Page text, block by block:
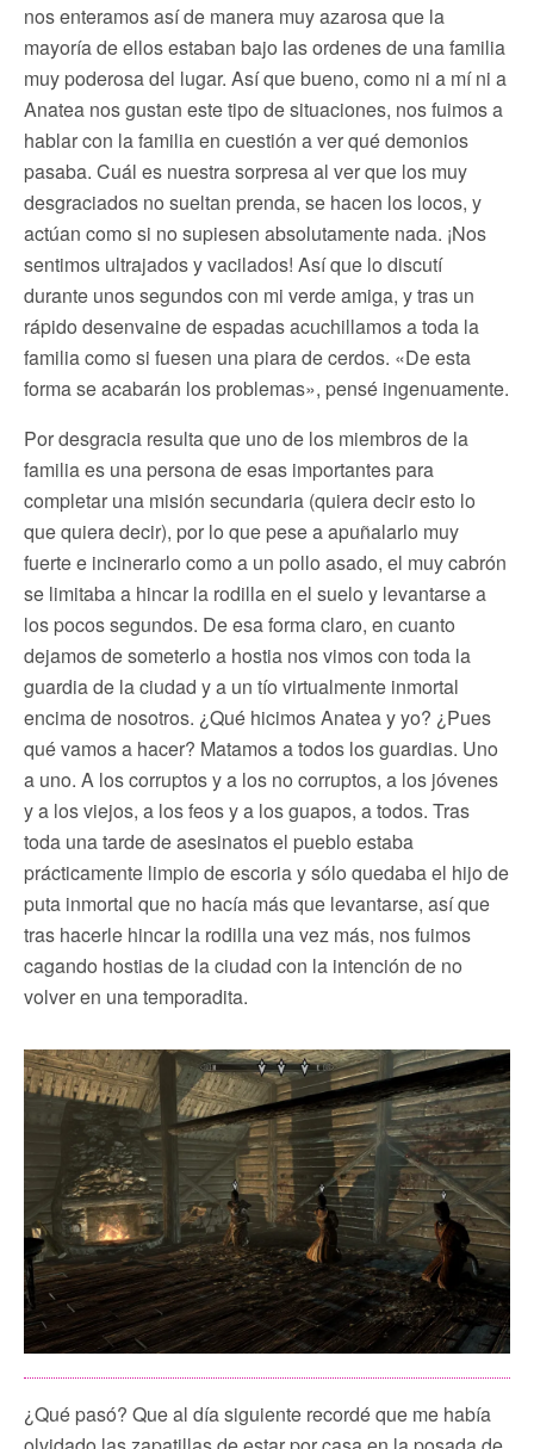
nos enteramos así de manera muy azarosa que la
mayoría de ellos estaban bajo las ordenes de una familia
muy poderosa del lugar. Así que bueno, como ni a mí ni a
Anatea nos gustan este tipo de situaciones, nos fuimos a
hablar con la familia en cuestión a ver qué demonios
pasaba. Cuál es nuestra sorpresa al ver que los muy
desgraciados no sueltan prenda, se hacen los locos, y
actúan como si no supiesen absolutamente nada. ¡Nos
sentimos ultrajados y vacilados! Así que lo discutí
durante unos segundos con mi verde amiga, y tras un
rápido desenvaine de espadas acuchillamos a toda la
familia como si fuesen una piara de cerdos. «De esta
forma se acabarán los problemas», pensé ingenuamente.
Por desgracia resulta que uno de los miembros de la
familia es una persona de esas importantes para
completar una misión secundaria (quiera decir esto lo
que quiera decir), por lo que pese a apuñalarlo muy
fuerte e incinerarlo como a un pollo asado, el muy cabrón
se limitaba a hincar la rodilla en el suelo y levantarse a
los pocos segundos. De esa forma claro, en cuanto
dejamos de someterlo a hostia nos vimos con toda la
guardia de la ciudad y a un tío virtualmente inmortal
encima de nosotros. ¿Qué hicimos Anatea y yo? ¿Pues
qué vamos a hacer? Matamos a todos los guardias. Uno
a uno. A los corruptos y a los no corruptos, a los jóvenes
y a los viejos, a los feos y a los guapos, a todos. Tras
toda una tarde de asesinatos el pueblo estaba
prácticamente limpio de escoria y sólo quedaba el hijo de
puta inmortal que no hacía más que levantarse, así que
tras hacerle hincar la rodilla una vez más, nos fuimos
cagando hostias de la ciudad con la intención de no
volver en una temporadita.
¿Qué pasó? Que al día siguiente recordé que me había